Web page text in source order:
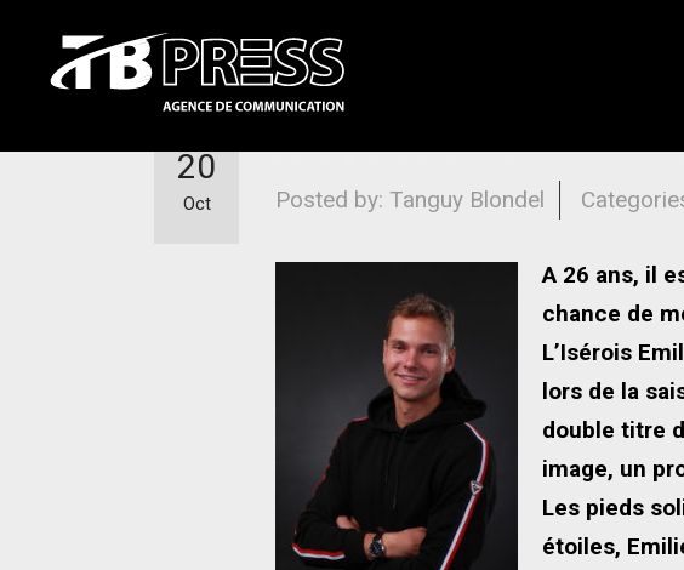
A la poursuite de ses
Posted by: Tanguy Blondel
20
Oct
A 26 ans, il
chance de
L’Isérois
lors de la
double titre
image, un
Les pieds
étoiles,